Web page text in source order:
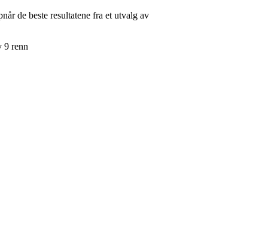
de beste resultatene fra et utvalg av
9 renn